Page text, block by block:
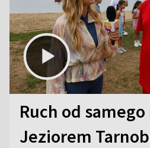
Ruch od
Jeziorem